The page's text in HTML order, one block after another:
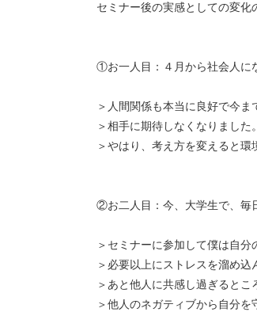
セミナー後の実感としての変化
①お一人目：４月から社会人に
＞人間関係も本当に良好で今ま
＞相手に期待しなくなりました
＞やはり、考え方を変えると環
②お二人目：今、大学生で、毎
＞セミナーに参加して僕は自
＞必要以上にストレスを溜め込
＞あと他人に共感し過ぎるとこ
＞他人のネガティブから自分